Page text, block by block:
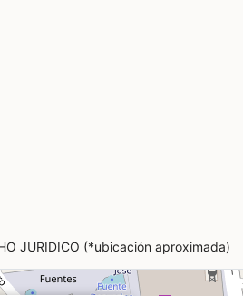
JURIDICO (*ubicación aproximada)